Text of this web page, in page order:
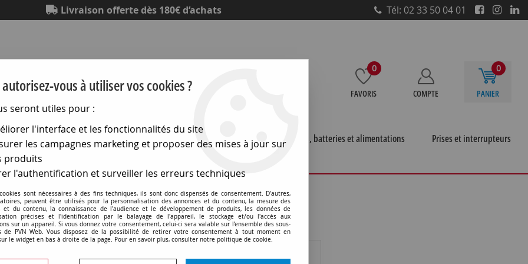
Livraison offerte dès 180€ d’achats Tél: 02 33 50 04 01
0
FAVORIS COMPTE
0
PANIER
Eclairage Matériel électrique Outillage Piles, batteries et alimentations
Prises et interrupteurs
étanches en saillie
Tableaux
avec porte pleine
Tableaux étanches avec porte
vous à utiliser vos cookies ?
seront utiles pour :
l'interface et les fonctionnalités du site
les campagnes marketing et proposer des mises à jour sur
produits
l'authentification et surveiller les erreurs techniques
sont nécessaires à des fins techniques, ils sont donc dispensés de consentement. D'autres,
peuvent être utilisés pour la personnalisation des annonces et du contenu, la mesure des
et du contenu, la connaissance de l'audience et le développement de produits, les données de
précises et l'identification par le balayage de l'appareil, le stockage et/ou l'accès aux
sur un appareil. Si vous donnez votre consentement, celui-ci sera valable sur l’ensemble des sous-
de PVN Web. Vous disposez de la possibilité de retirer votre consentement à tout moment en
le widget en bas à droite de la page. Pour en savoir plus, consulter notre politique de cookie.